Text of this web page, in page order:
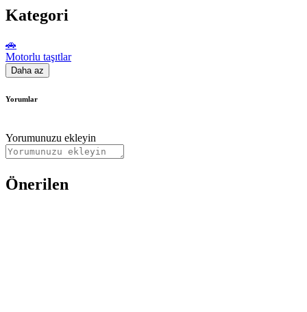
Kategori
🚗
Motorlu taşıtlar
Daha az
Yorumlar
Yorumunuzu ekleyin
Önerilen